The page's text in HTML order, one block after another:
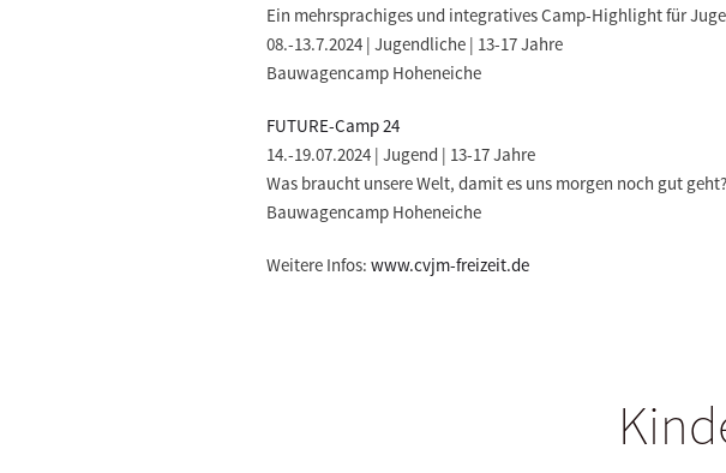
Ein mehrsprachiges und integratives Camp-Highlight für
08.-13.7.2024 | Jugendliche | 13-17 Jahre
Bauwagencamp Hoheneiche
FUTURE-Camp 24
14.-19.07.2024 | Jugend | 13-17 Jahre
Was braucht unsere Welt, damit es uns morgen noch gut
Bauwagencamp Hoheneiche
Weitere Infos: www.cvjm-freizeit.de